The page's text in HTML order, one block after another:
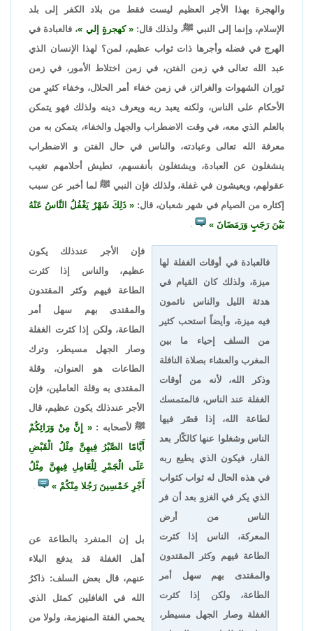
والهجرة بهذا الأجر العظيم ليست فقط من بلاد الكفر إلى بلد
الإسلام، وإنما إلى النبي ﷺ، ولذلك قال:
كهجرةٍ إلي
، فالعبادة في
الهرج في فضله وأجرها ذات ثواب عظيم، لمن؟ لهذا الإنسان الذي
عبد الله تعالى في زمن الفتن، في زمن اختلاط الأمور، في زمن
ثوران الشهوات والغرائز، في زمن خفاء أمر الحلال، وخفاء كثيرٍ من
الأحكام على الناس، ولكنه يعبد ربه ويعرف دينه ولذلك فهو يتمكن
بالعلم الذي معه، في وقت الاضطراب والجهل والخفاء، يتمكن به من
معرفة الله تعالى وعبادته، والناس في حال الفتن و الاضطراب
ينشغلون عن العبادة، ويشتغلون بأنفسهم، تطيش أحلامهم تغيب
عقولهم، ويعيشون في غفلة، ولذلك فإن النبي ﷺ لما أخبر عن سبب
إكثاره من الصيام في شهر شعبان، قال:
ذَلِكَ شَهْرٌ يَغْفُلُ النَّاسُ عَنْهُ
بَيْنَ رَجَبٍ وَرَمَضَانَ
فالعبادة في أوقات الغفلة لها
ميزة، ولذلك كان القيام في
هدئة الليل والناس نائمون
فيه ميزة، وأيضاً استحب كثير
من السلف إحياء ما بين
المغرب والعشاء بصلاة النافلة
وذكر الله، لأنه من أوقات
الغفلة عند الناس، فالمتمسك
لطاعة الله، إذا قصّر فيها
الناس وشغلوا عنها كالكّار بعد
الفار، فيكون الذي يطيع ربه
في هذه الحال له ثواب كثواب
الذي يكر في الغزو بعد أن فر
الناس من أرض
المعركة، الناس إذا كثرت
الطاعة فيهم وكثر المقتدون
والمقتدى بهم سهل أمر
الطاعة، ولكن إذا كثرت
الغفلة وصار الجهل مسيطر،
فإن الأجر عندذلك يكون
عظيم، والناس إذا كثرت
الطاعة فيهم وكثر المقتدون
والمقتدى بهم سهل أمر
الطاعة، ولكن إذا كثرت الغفلة
وصار الجهل مسيطر، وترك
الطاعات هو العنوان، وقلة
المقتدى به وقلة العاملين، فإن
الأجر عندذلك يكون عظيم، قال
ﷺ لأصحابه :
إِنَّ مِنْ وَرَائِكُمْ
أَيَّامًا الصَّبْرُ فِيهِنَّ مِثْلُ الْقَبْضِ
عَلَى الْجَمْرِ لِلْعَامِلِ فِيهِنَّ مِثْلُ
أَجْرِ خَمْسِينَ رَجُلا مِنْكُمْ
بل إن المنفرد بالطاعة عن
أهل الغفلة قد يدفع البلاء
عنهم، قال بعض السلف: ذاكرُ
الله في الغافلين كمثل الذي
يحمي الفئة المنهزمة، ولولا من